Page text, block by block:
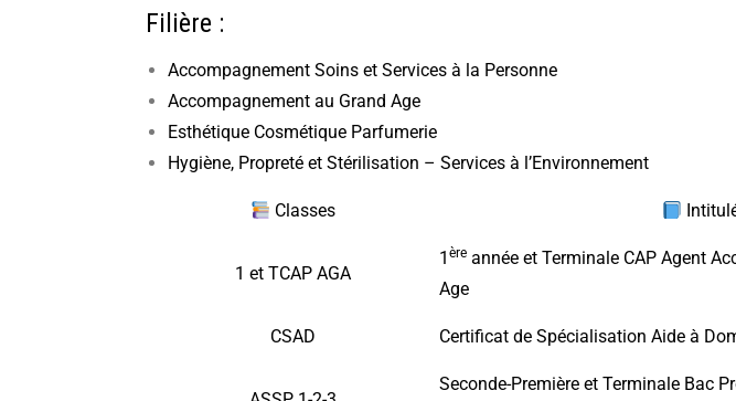
Filière :
Accompagnement Soins et Services à la Personne
Accompagnement au Grand Age
Esthétique Cosmétique Parfumerie
Hygiène, Propreté et Stérilisation – Services à l’Environnement
Classes
1 et TCAP AGA
1 ère année et Terminale CAP Agent
Age
CSAD Certificat de Spécialisation Aide à
Seconde-Première et Terminale Bac